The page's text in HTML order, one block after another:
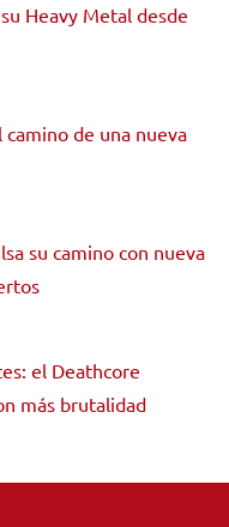
Heavy Metal desde
camino de una nueva
su camino con nueva
el Deathcore
más brutalidad